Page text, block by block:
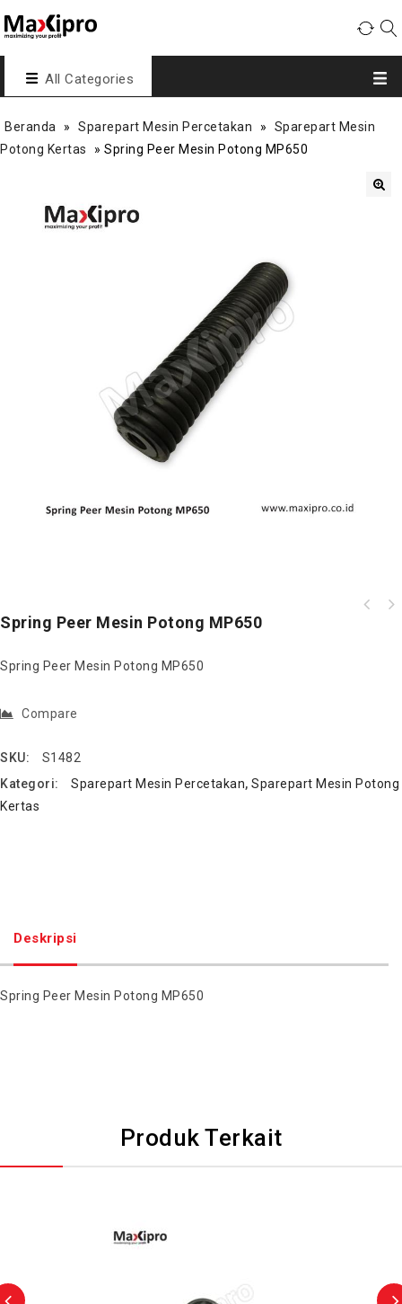
All Categories
Beranda » Sparepart Mesin Percetakan »
Sparepart Mesin
Potong Kertas
» Spring Peer Mesin Potong MP650
Spring Peer Mesin Potong MP650
Spring Peer Mesin Potong MP650
Compare
SKU:
S1482
Kategori:
Sparepart Mesin Percetakan, Sparepart Mesin Potong
Kertas
Deskripsi
Spring Peer Mesin Potong MP650
Produk Terkait